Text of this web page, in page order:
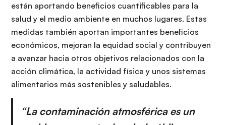
están aportando beneficios cuantificables para la
salud y el medio ambiente en muchos lugares. Estas
medidas también aportan importantes beneficios
económicos, mejoran la equidad social y contribuyen
a avanzar hacia otros objetivos relacionados con la
acción climática, la actividad física y unos sistemas
alimentarios más sostenibles y saludables.
“La contaminación atmosférica es un